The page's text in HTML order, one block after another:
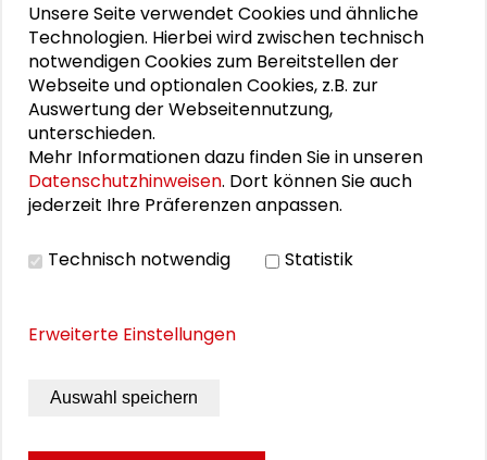
PERSONEN IM KONTEXT
Schlüsseltexte für die Wirtschaft von morgen
DOWNLOADS
Wirtschaftswachstum (PDF)
Impressionen der Veranstaltung
Unsere Seite verwendet Cookies und ähnliche
Technologien. Hierbei wird zwischen technisch
notwendigen Cookies zum Bereitstellen der
Webseite und optionalen Cookies, z.B. zur
Auswertung der Webseitennutzung,
unterschieden.
Mehr Informationen dazu finden Sie in unseren
Datenschutzhinweisen. Dort können Sie auch
jederzeit Ihre Präferenzen anpassen.
Technisch notwendig Statistik
Erweiterte Einstellungen
Auswahl speichern